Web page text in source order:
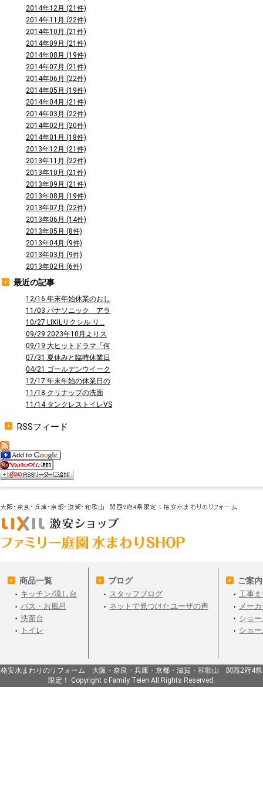
2014年12月 (21件)
2014年11月 (22件)
2014年10月 (21件)
2014年09月 (21件)
2014年08月 (19件)
2014年07月 (21件)
2014年06月 (22件)
2014年05月 (19件)
2014年04月 (21件)
2014年03月 (22件)
2014年02月 (20件)
2014年01月 (18件)
2013年12月 (21件)
2013年11月 (22件)
2013年10月 (21件)
2013年09月 (21件)
2013年08月 (19件)
2013年07月 (22件)
2013年06月 (14件)
2013年05月 (8件)
2013年04月 (9件)
2013年03月 (9件)
2013年02月 (6件)
最近の記事
12/16 年末年始休業のおし
らせ
11/03 パナソニック アラ
ウーノ...
10/27 LIXILリクシル リ...
09/29 2023年10月よりス
タ...
09/19 大ヒットドラマ「何
曜日に...
07/31 夏休みと臨時休業日
のお知...
04/21 ゴールデンウイーク
休業の...
12/17 年末年始の休業日の
お知ら...
11/18 クリナップの洗面
台 ファ...
11/14 タンクレストイレVS
RSSフィード
商品一覧
キッチン/流し台
バス・お風呂
洗面台
トイレ
ブログ
スタッフブログ
ネットで見つけたユーザの声
ご案内
工事
メー
ショ
ショ
格安水まわりのリフォーム 大阪・奈良・兵庫・京都・滋賀・和歌山 関西2府4県
限定！ Copyright c Family Teien All Rights Reserved.